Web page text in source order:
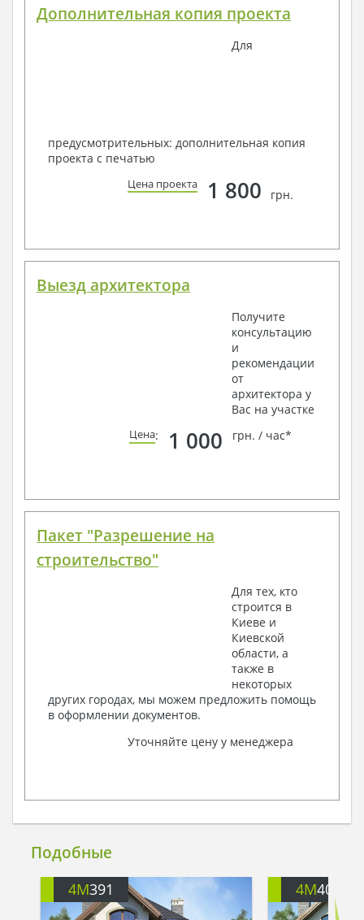
Дополнительная копия проекта
Для
предусмотрительных: дополнительная копия
проекта с печатью
Цена проекта 1 800 грн.
Выезд архитектора
Получите
консультацию
и
рекомендации
от
архитектора у
Вас на участке
Цена: 1 000 грн. / час*
Пакет "Разрешение на
строительство"
Для тех, кто
строится в
Киеве и
Киевской
области, а
также в
некоторых
других городах, мы можем предложить помощь
в оформлении документов.
Уточняйте цену у менеджера
Подобные
4M391 4M401